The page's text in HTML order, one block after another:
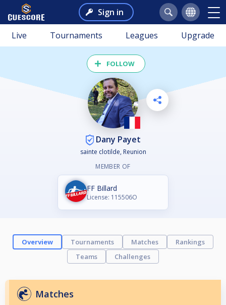
Sign in
Live Tournaments Leagues Upgrade
FOLLOW
Dany Payet
sainte clotilde, Reunion
MEMBER OF
FF Billard
License: 115506O
Overview Tournaments Matches
Rankings
Teams
Challenges
Matches